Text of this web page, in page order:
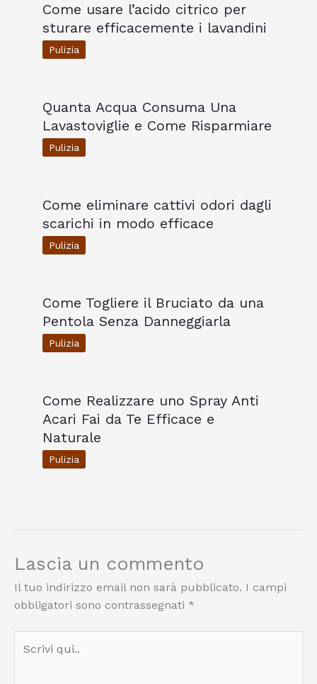
Come usare l’acido citrico per
sturare efficacemente i lavandini
Pulizia
Quanta Acqua Consuma Una
Lavastoviglie e Come Risparmiare
Pulizia
Come eliminare cattivi odori dagli
scarichi in modo efficace
Pulizia
Come Togliere il Bruciato da una
Pentola Senza Danneggiarla
Pulizia
Come Realizzare uno Spray Anti
Acari Fai da Te Efficace e
Naturale
Pulizia
Lascia un commento
Il tuo indirizzo email non sarà pubblicato. I campi
obbligatori sono contrassegnati *
qui..